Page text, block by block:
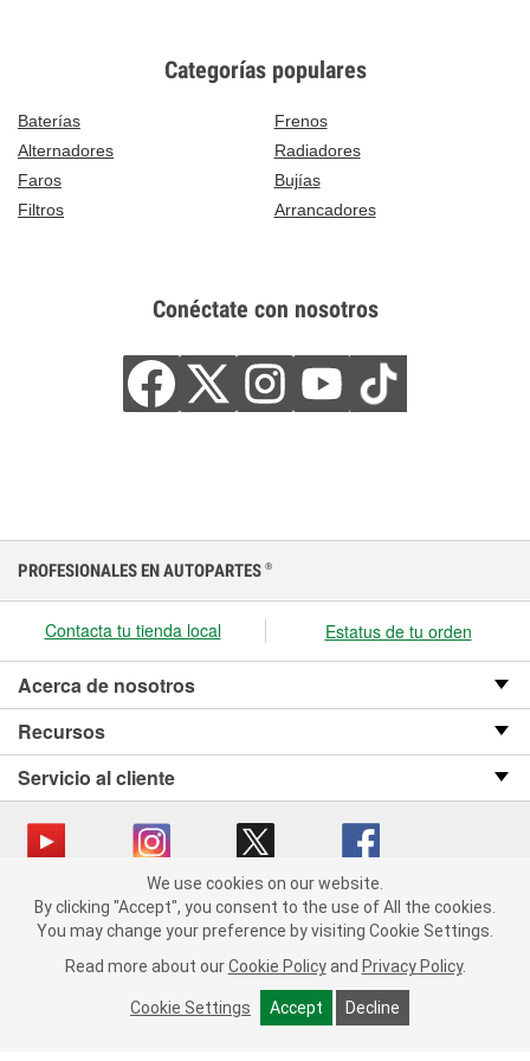
Categorías populares
Baterías
Frenos
Alternadores
Radiadores
Faros
Bujías
Filtros
Arrancadores
Conéctate con nosotros
We use cookies on our website. By clicking "Accept", you consent
to the use of All the cookies.
You may change your preference by visiting Cookie Settings.
Read more about our Cookie Policy and Privacy Policy.
Cookie Settings Accept Decline
PROFESIONALES EN AUTOPARTES ®
Contacta tu tienda local Estatus de tu orden
Acerca de nosotros
Recursos
Servicio al cliente
Copyright © 2008-2026 O’Reilly Auto Parts v OST_3.2.0.0.729 (3) cv1361
catalog_main
Política de privacidad
Ley de transparencia en las cadenas de suministro
We use cookies on our website.
By clicking "Accept", you consent to the use of All the cookies.
You may change your preference by visiting Cookie Settings.
Read more about our Cookie Policy and Privacy Policy.
Cookie Settings Accept Decline